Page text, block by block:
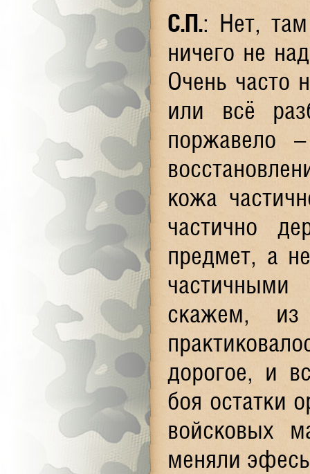
С.П.: Нет,
ничего не
Очень часто
или всё
поржавело
кожа
частично
предмет, а
частичными
скажем,
дорогое, и
боя остатки
войсковых
меняли